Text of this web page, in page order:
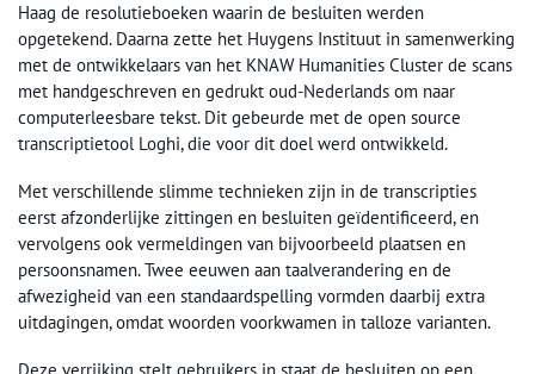
Haag de resolutieboeken waarin de besluiten werden
opgetekend. Daarna zette het Huygens Instituut in samenwerking
met de ontwikkelaars van het KNAW Humanities Cluster de scans
met handgeschreven en gedrukt oud-Nederlands om naar
computerleesbare tekst. Dit gebeurde met de open source
transcriptietool Loghi, die voor dit doel werd ontwikkeld.
Met verschillende slimme technieken zijn in de transcripties
eerst afzonderlijke zittingen en besluiten geïdentificeerd, en
vervolgens ook vermeldingen van bijvoorbeeld plaatsen en
persoonsnamen. Twee eeuwen aan taalverandering en de
afwezigheid van een standaardspelling vormden daarbij extra
uitdagingen, omdat woorden voorkwamen in talloze varianten.